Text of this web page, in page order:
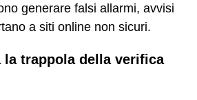
generare falsi allarmi, avvisi
a siti online non sicuri.
la trappola della verifica